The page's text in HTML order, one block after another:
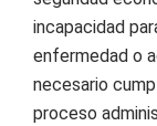
incapacidad
enfermedad o
necesario
proceso